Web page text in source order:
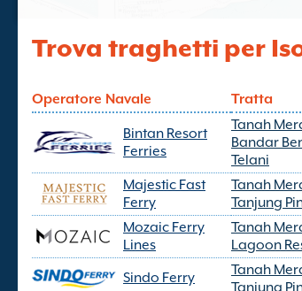
Trova traghetti per
Operatore Navale Tratta
Bintan Resort
Ferries
Tanah
Bandar
Telani
Majestic Fast
Ferry
Tanah
Tanjung
Mozaic Ferry
Lines
Tanah
Lagoon
Sindo Ferry
Tanah
Tanjung